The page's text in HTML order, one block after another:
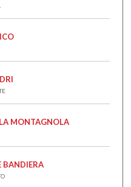
MONTAGNOLA
BANDIERA